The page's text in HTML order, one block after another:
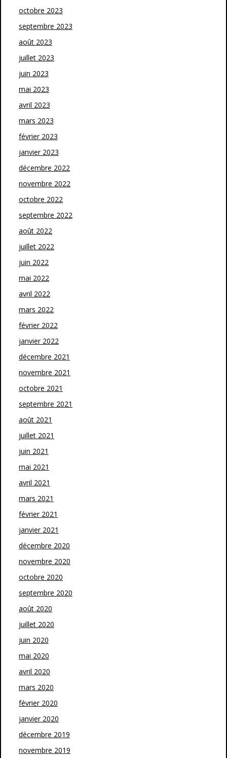
octobre 2023
septembre 2023
août 2023
juillet 2023
juin 2023
mai 2023
avril 2023
mars 2023
février 2023
janvier 2023
décembre 2022
novembre 2022
octobre 2022
septembre 2022
août 2022
juillet 2022
juin 2022
mai 2022
avril 2022
mars 2022
février 2022
janvier 2022
décembre 2021
novembre 2021
octobre 2021
septembre 2021
août 2021
juillet 2021
juin 2021
mai 2021
avril 2021
mars 2021
février 2021
janvier 2021
décembre 2020
novembre 2020
octobre 2020
septembre 2020
août 2020
juillet 2020
juin 2020
mai 2020
avril 2020
mars 2020
février 2020
janvier 2020
décembre 2019
novembre 2019